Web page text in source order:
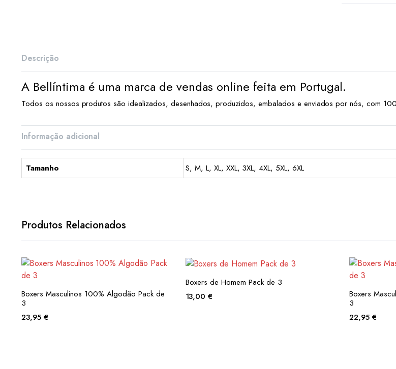
quantity
Descrição
A Bellíntima é uma marca de vendas online feita em Portugal.
Todos os nossos produtos são idealizados, desenhados, produzidos, embalados e enviados por nós, com
Informação adicional
Tamanho S, M, L, XL, XXL, 3XL, 4XL, 5XL, 6XL
Produtos Relacionados
Boxers Masculinos 100% Algodão Pack de
3
23,95 €
Boxers de Homem Pack de 3
13,00€
Boxers
3
22,95 €